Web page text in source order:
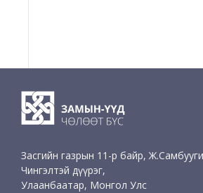
Засгийн газрын 11-р байр,
Чингэлтэй дүүрэг,
Улаанбаатар, Монгол Улс